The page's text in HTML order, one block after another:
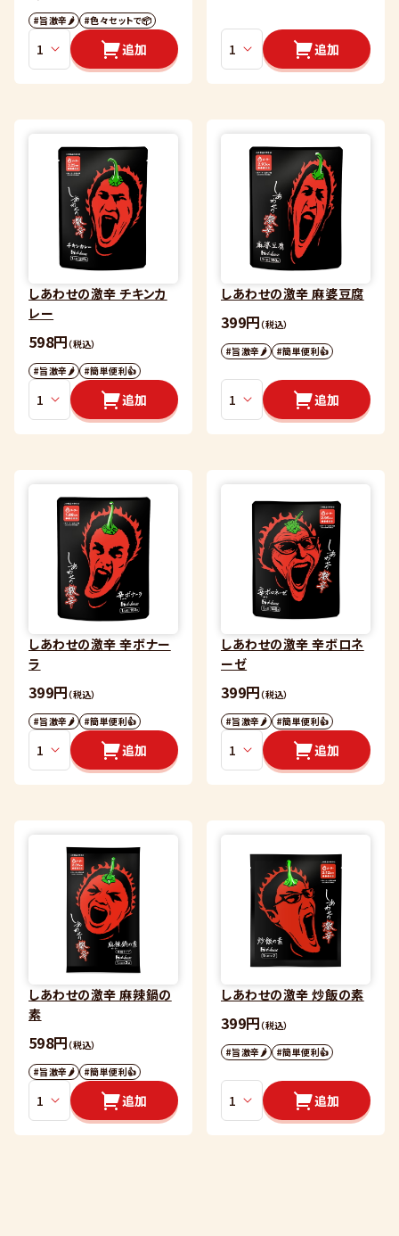
#旨激辛🌶 #色々セットで📦
追加 追加
しあわせの激辛 チキンカ
レー
598円（税込）
#旨激辛🌶
#簡単便利👍
追加
しあわせの激辛 麻婆豆腐
399円（税込）
#旨激辛🌶
#簡単便利👍
追加
しあわせの激辛 辛ボナー
ラ
399円（税込）
#旨激辛🌶
#簡単便利👍
追加
しあわせの激辛 辛ボロネ
ーゼ
399円（税込）
#旨激辛🌶
#簡単便利👍
追加
しあわせの激辛 麻辣鍋の
素
598円（税込）
#旨激辛🌶
#簡単便利👍
追加
しあわせの激辛 炒飯の素
399円（税込）
#旨激辛🌶
#簡単便利👍
追加